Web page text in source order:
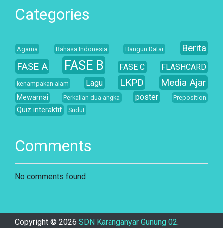
Categories
Agama Bahasa Indonesia Bangun Datar
Berita
FASE A
FASE B FASE C FLASHCARD
kenampakan alam Lagu LKPD Media Ajar
Mewarnai Perkalian dua angka poster Preposition
Quiz interaktif Sudut
Comments
No comments found
Copyright © 2026 SDN Karanganyar Gunung 02.